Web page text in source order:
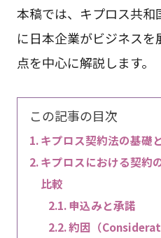
本稿では、キプロス共
に日本企業がビジネス
点を中心に解説します。
この記事の目次
キプロス契約法の基礎
キプロスにおける契約
比較
申込みと承諾
約因（